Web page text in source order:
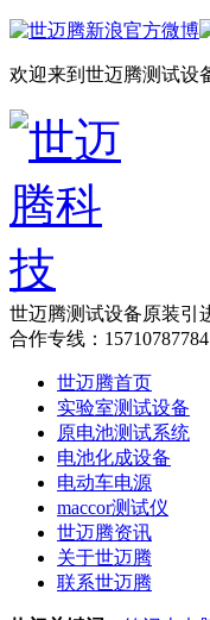
欢迎来到世迈腾测试设
世迈腾测试设备原装引
合作专线：15710787784
世迈腾首页
实验室测试设备
原电池测试系统
电池化成设备
电动车电源
maccor测试仪
世迈腾资讯
关于世迈腾
联系世迈腾